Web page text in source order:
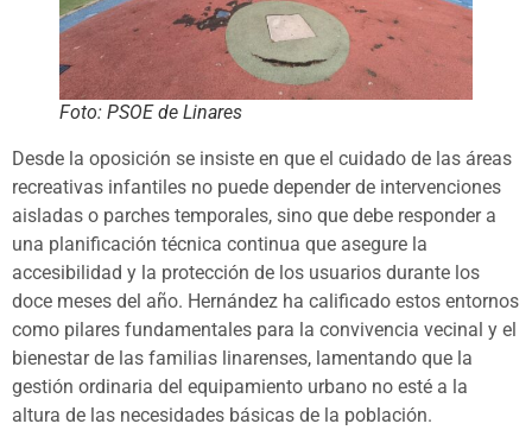
Foto: PSOE de Linares
Desde la oposición se insiste en que el cuidado de las áreas
recreativas infantiles no puede depender de intervenciones
aisladas o parches temporales, sino que debe responder a
una planificación técnica continua que asegure la
accesibilidad y la protección de los usuarios durante los
doce meses del año. Hernández ha calificado estos entornos
como pilares fundamentales para la convivencia vecinal y el
bienestar de las familias linarenses, lamentando que la
gestión ordinaria del equipamiento urbano no esté a la
altura de las necesidades básicas de la población.